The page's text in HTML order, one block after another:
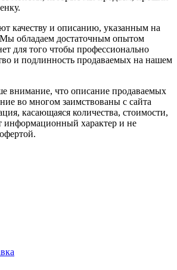
качеству и описанию, указанным на
обладаем достаточным опытом
для того чтобы профессионально
и подлинность продаваемых на нашем
внимание, что описание продаваемых
во многом заимствованы с сайта
касающаяся количества, стоимости,
информационный характер и не